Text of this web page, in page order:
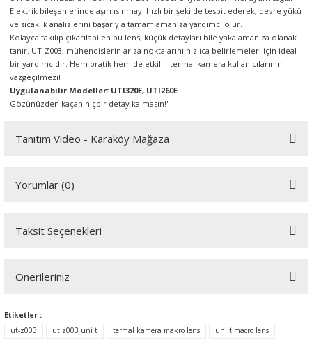
Elektrik bileşenlerinde aşırı ısınmayı hızlı bir şekilde tespit ederek, devre yükü
ve sıcaklık analizlerini başarıyla tamamlamanıza yardımcı olur.
Kolayca takılıp çıkarılabilen bu lens, küçük detayları bile yakalamanıza olanak
tanır. UT-Z003, mühendislerin arıza noktalarını hızlıca belirlemeleri için ideal
bir yardımcıdır. Hem pratik hem de etkili - termal kamera kullanıcılarının
vazgeçilmezi!
Uygulanabilir Modeller: UTI320E, UTI260E
Gözünüzden kaçan hiçbir detay kalmasın!"
Tanıtım Video - Karaköy Mağaza
Yorumlar (0)
Bu ürüne ilk yorumu siz yapın!
Taksit Seçenekleri
Önerileriniz
konularda yetersiz gördüğünüz noktaları öneri formunu kullanarak
tarafımıza iletebilirsiniz.
Etiketler :
ut-z003
ut z003 uni t termal kamera makro lens uni t macro lens